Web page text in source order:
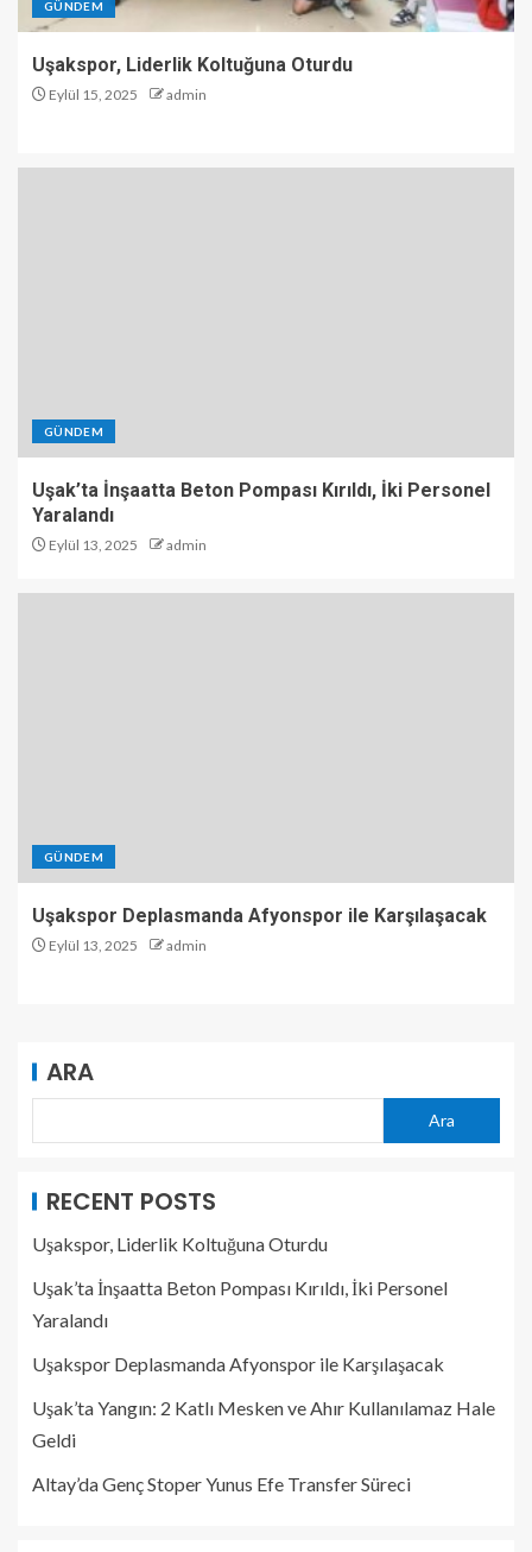
GÜNDEM
Uşakspor, Liderlik Koltuğuna Oturdu
Eylül 15, 2025 admin
GÜNDEM
Uşak’ta İnşaatta Beton Pompası Kırıldı, İki Personel
Yaralandı
Eylül 13, 2025 admin
GÜNDEM
Uşakspor Deplasmanda Afyonspor ile Karşılaşacak
Eylül 13, 2025 admin
ARA
Ara
RECENT POSTS
Uşakspor, Liderlik Koltuğuna Oturdu
Uşak’ta İnşaatta Beton Pompası Kırıldı, İki Personel
Yaralandı
Uşakspor Deplasmanda Afyonspor ile Karşılaşacak
Uşak’ta Yangın: 2 Katlı Mesken ve Ahır Kullanılamaz Hale
Geldi
Altay’da Genç Stoper Yunus Efe Transfer Süreci